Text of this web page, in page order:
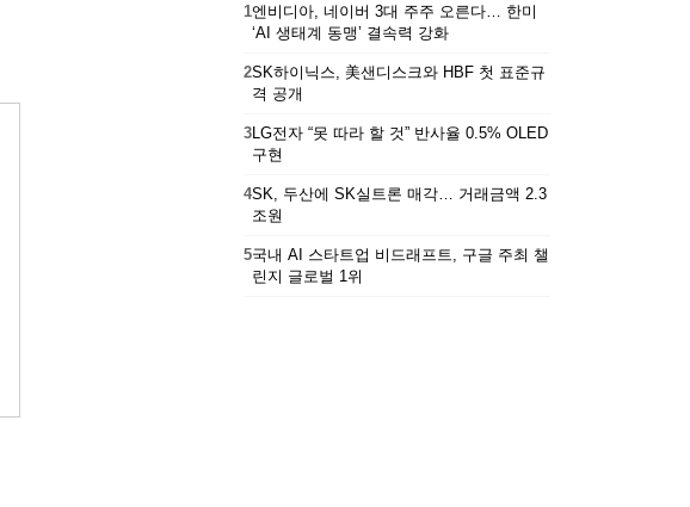
1엔비디아, 네이버 3대 주주 오른다… 한미
‘AI 생태계 동맹’ 결속력 강화
2SK하이닉스, 美샌디스크와 HBF 첫 표준규
격 공개
3LG전자 “못 따라 할 것” 반사율 0.5% OLED
구현
4SK, 두산에 SK실트론 매각… 거래금액 2.3
조원
5국내 AI 스타트업 비드래프트, 구글 주최 챌
린지 글로벌 1위